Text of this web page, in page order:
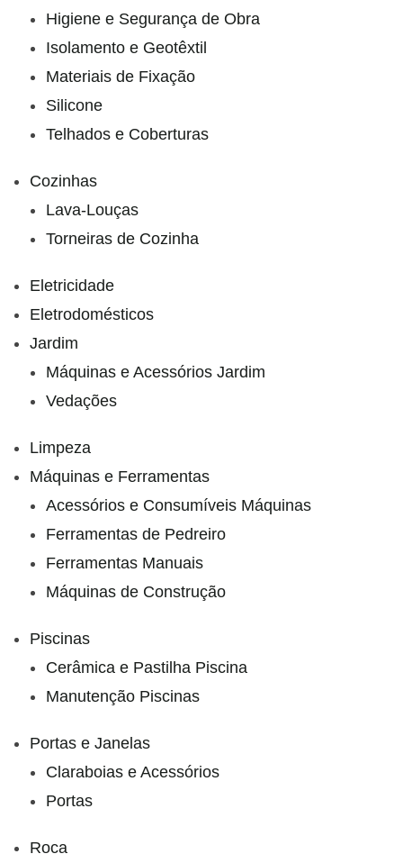
Higiene e Segurança de Obra
Isolamento e Geotêxtil
Materiais de Fixação
Silicone
Telhados e Coberturas
Cozinhas
Lava-Louças
Torneiras de Cozinha
Eletricidade
Eletrodomésticos
Jardim
Máquinas e Acessórios Jardim
Vedações
Limpeza
Máquinas e Ferramentas
Acessórios e Consumíveis Máquinas
Ferramentas de Pedreiro
Ferramentas Manuais
Máquinas de Construção
Piscinas
Cerâmica e Pastilha Piscina
Manutenção Piscinas
Portas e Janelas
Claraboias e Acessórios
Portas
Roca